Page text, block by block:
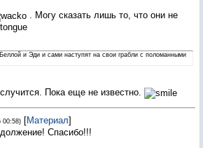
. Могу сказать лишь то, что они не
и Эди и сами наступят на свои грабли с поломанными
Пока еще не известно.
00:58) [Материал]
Спасибо!!!